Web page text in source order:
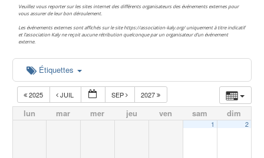
Veuillez vous reporter sur les sites internet des différents organisateurs des événements externes pour
vous assurer de leur bon déroulement.
Les événements externes sont affichés sur le site https://association-kaly.org/ uniquement à titre indicatif
et l’association Kaly ne reçoit aucune rétribution quelconque par un organisateur d’un événement
externe.
Étiquettes
2025 JUIL SEP 2027
lun mar mer jeu ven sam dim
1 2